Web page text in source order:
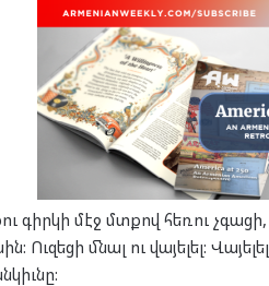
գիրկի մէջ մտքով հեռու
Ուզեցի մնալ ու վայելել: